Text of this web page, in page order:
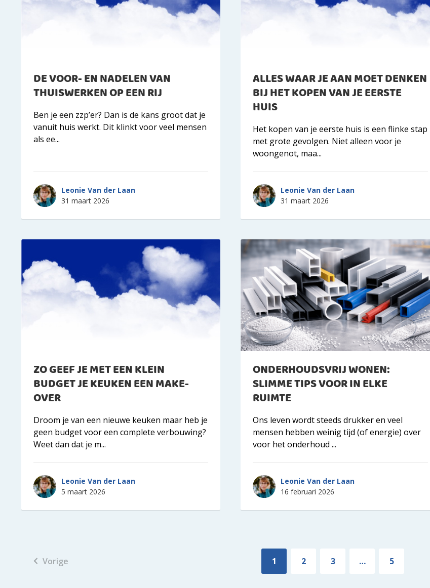
DE VOOR- EN NADELEN VAN
THUISWERKEN OP EEN RIJ
Ben je een zzp’er? Dan is de kans groot dat je
vanuit huis werkt. Dit klinkt voor veel mensen
als ee...
Leonie Van der Laan
31 maart 2026
ALLES WAAR JE AAN MOET DENKEN
BIJ HET KOPEN VAN JE EERSTE
HUIS
Het kopen van je eerste huis is een flinke stap
met grote gevolgen. Niet alleen voor je
woongenot, maa...
Leonie Van der Laan
31 maart 2026
ZO GEEF JE MET EEN KLEIN
BUDGET JE KEUKEN EEN MAKE-
OVER
Droom je van een nieuwe keuken maar heb je
geen budget voor een complete verbouwing?
Weet dan dat je m...
Leonie Van der Laan
5 maart 2026
ONDERHOUDSVRIJ WONEN:
SLIMME TIPS VOOR IN ELKE
RUIMTE
Ons leven wordt steeds drukker en veel
mensen hebben weinig tijd (of energie) over
voor het onderhoud ...
Leonie Van der Laan
16 februari 2026
Vorige 1 2 3 … 5